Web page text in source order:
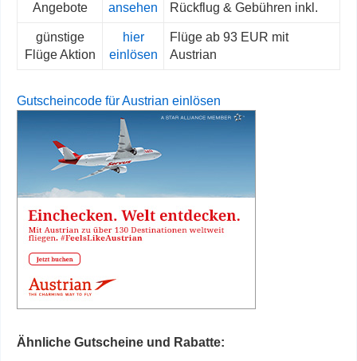
Angebote
ansehen
Rückflug & Gebühren inkl.
günstige
Flüge Aktion
hier
einlösen
Flüge ab 93 EUR mit
Austrian
Gutscheincode für Austrian einlösen
Ähnliche Gutscheine und Rabatte: